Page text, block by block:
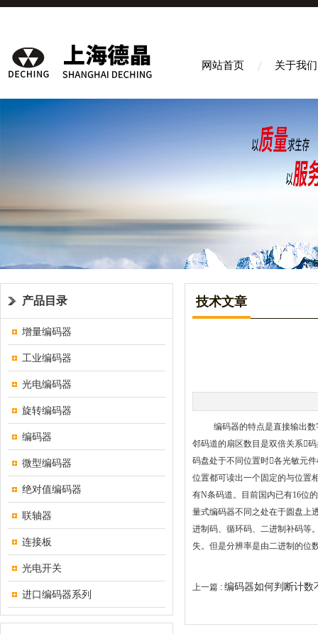
网站首页 关于我们
产品目录
增量编码器
工业编码器
光电编码器
旋转编码器
编码器
微型编码器
绝对值编码器
联轴器
连接板
光电开关
进口编码器系列
技术文章
编码器的特点是直接输出数字
邻码道的扇区数目是双倍关系
码盘处于不同位置时各光敏元
位置都可读出一个固定的与位置
有N条码道。目前国内已有16位
量式编码器不同之处在于圆盘上
进制码、循环码、二进制补码等
失。但是分辨率是由二进制的位
上一篇 : 编码器如何判断计数